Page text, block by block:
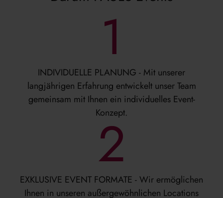
1
INDIVIDUELLE PLANUNG - Mit unserer
langjährigen Erfahrung entwickelt unser Team
gemeinsam mit Ihnen ein individuelles Event-
Konzept.
2
EXKLUSIVE EVENT FORMATE - Wir ermöglichen
Ihnen in unseren außergewöhnlichen Locations